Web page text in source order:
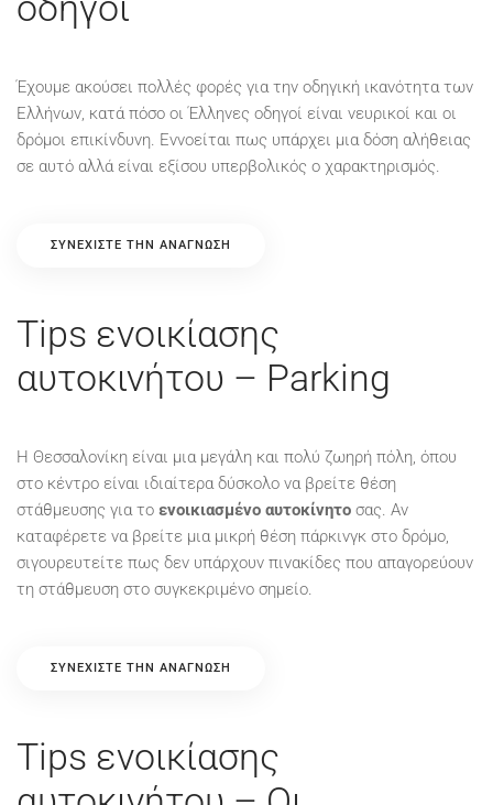
Έχουμε ακούσει πολλές φορές για την οδηγική ικανότητα των
Ελλήνων, κατά πόσο οι Έλληνες οδηγοί είναι νευρικοί και οι
δρόμοι επικίνδυνη. Εννοείται πως υπάρχει μια δόση αλήθειας
σε αυτό αλλά είναι εξίσου υπερβολικός ο χαρακτηρισμός.
ΣΥΝΕΧΊΣΤΕ ΤΗΝ ΑΝΆΓΝΩΣΗ
Tips ενοικίασης
αυτοκινήτου – Parking
Η Θεσσαλονίκη είναι μια μεγάλη και πολύ ζωηρή πόλη, όπου
στο κέντρο είναι ιδιαίτερα δύσκολο να βρείτε θέση
στάθμευσης για το ενοικιασμένο αυτοκίνητο σας. Αν
καταφέρετε να βρείτε μια μικρή θέση πάρκινγκ στο δρόμο,
σιγουρευτείτε πως δεν υπάρχουν πινακίδες που απαγορεύουν
τη στάθμευση στο συγκεκριμένο σημείο.
ΣΥΝΕΧΊΣΤΕ ΤΗΝ ΑΝΆΓΝΩΣΗ
Tips ενοικίασης